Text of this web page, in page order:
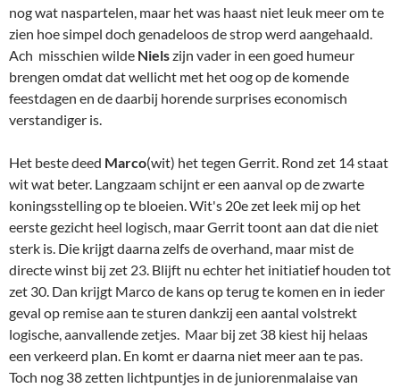
nog wat naspartelen, maar het was haast niet leuk meer om te
zien hoe simpel doch genadeloos de strop werd aangehaald.
Ach misschien wilde Nielszijn vader in een goed humeur
brengen omdat dat wellicht met het oog op de komende
feestdagen en de daarbij horende surprises economisch
verstandiger is.
Het beste deed Marco(wit) het tegen Gerrit. Rond zet 14 staat
wit wat beter. Langzaam schijnt er een aanval op de zwarte
koningsstelling op te bloeien. Wit's 20e zet leek mij op het
eerste gezicht heel logisch, maar Gerrit toont aan dat die niet
sterk is. Die krijgt daarna zelfs de overhand, maar mist de
directe winst bij zet 23. Blijft nu echter het initiatief houden tot
zet 30. Dan krijgt Marco de kans op terug te komen en in ieder
geval op remise aan te sturen dankzij een aantal volstrekt
logische, aanvallende zetjes. Maar bij zet 38 kiest hij helaas
een verkeerd plan. En komt er daarna niet meer aan te pas.
Toch nog 38 zetten lichtpuntjes in de juniorenmalaise van